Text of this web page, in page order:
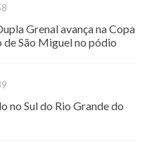
Grenal avança na Copa
São Miguel no pódio
no Sul do Rio Grande do